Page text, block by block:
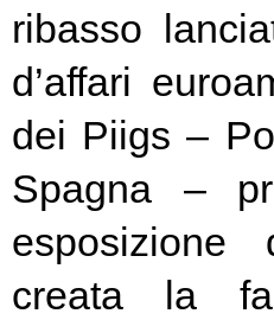
ribasso
d’affari
dei Piigs –
Spagna –
esposizione
creata la